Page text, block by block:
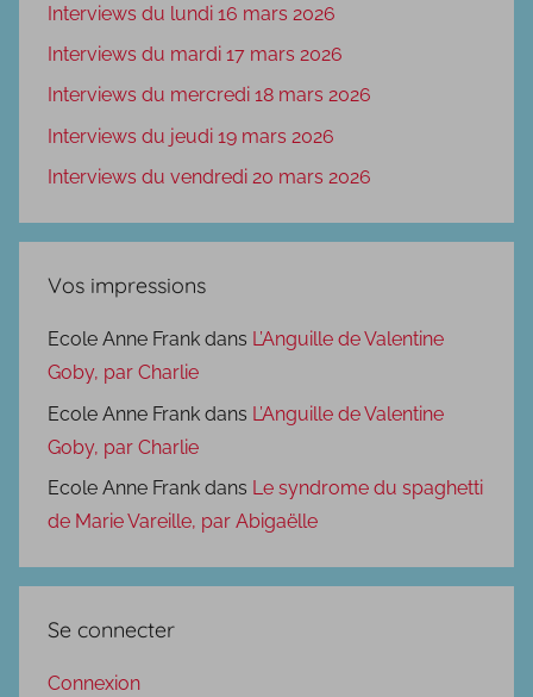
Interviews du lundi 16 mars 2026
Interviews du mardi 17 mars 2026
Interviews du mercredi 18 mars 2026
Interviews du jeudi 19 mars 2026
Interviews du vendredi 20 mars 2026
Vos impressions
Ecole Anne Frank dans L’Anguille de Valentine
Goby, par Charlie
Ecole Anne Frank dans L’Anguille de Valentine
Goby, par Charlie
Ecole Anne Frank dans Le syndrome du spaghetti
de Marie Vareille, par Abigaëlle
Se connecter
Connexion